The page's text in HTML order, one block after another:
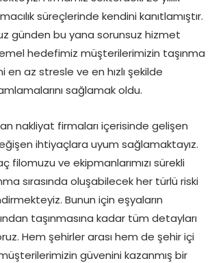
süreçlerinde kendini kanıtlamıştır.
günden bu yana sorunsuz hizmet
hedefimiz müşterilerimizin taşınma
en az stresle ve en hızlı şekilde
sağlamak oldu.
nakliyat firmaları içerisinde gelişen
ihtiyaçlara uyum sağlamaktayız.
filomuzu ve ekipmanlarımızı sürekli
sırasında oluşabilecek her türlü riski
Bunun için eşyaların
taşınmasına kadar tüm detayları
Hem şehirler arası hem de şehir içi
güvenini kazanmış bir